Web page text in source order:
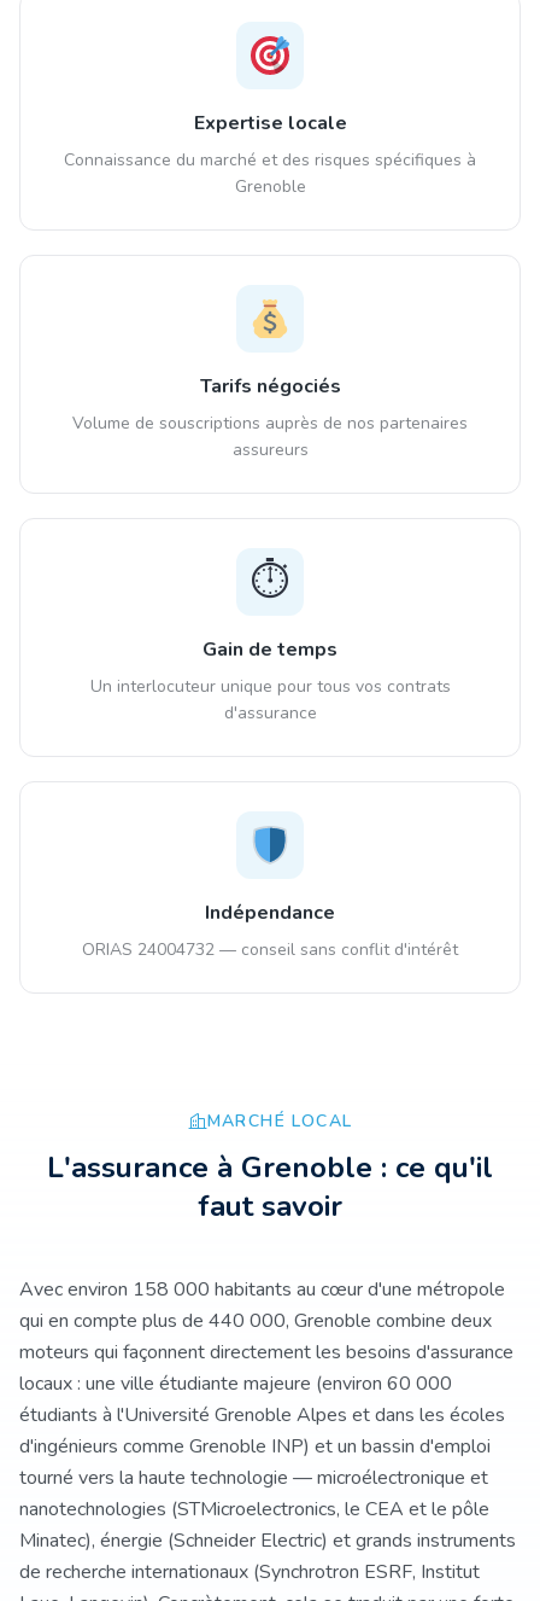
Expertise locale
Connaissance du marché et des risques spécifiques à
Grenoble
Tarifs négociés
Volume de souscriptions auprès de nos partenaires
assureurs
⏱️
Gain de temps
Un interlocuteur unique pour tous vos contrats
d'assurance
Indépendance
ORIAS 24004732 — conseil sans conflit d'intérêt
MARCHÉ LOCAL
L'assurance à Grenoble : ce qu'il
faut savoir
Avec environ 158 000 habitants au cœur d'une métropole
qui en compte plus de 440 000, Grenoble combine deux
moteurs qui façonnent directement les besoins d'assurance
locaux : une ville étudiante majeure (environ 60 000
étudiants à l'Université Grenoble Alpes et dans les écoles
d'ingénieurs comme Grenoble INP) et un bassin d'emploi
tourné vers la haute technologie — microélectronique et
nanotechnologies (STMicroelectronics, le CEA et le pôle
Minatec), énergie (Schneider Electric) et grands instruments
de recherche internationaux (Synchrotron ESRF, Institut